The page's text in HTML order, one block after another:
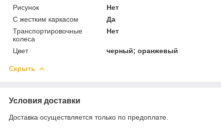
Рисунок
Нет
С жестким каркасом
Да
Транспортировочные
колеса
Нет
Цвет черный; оранжевый
Скрыть
Условия доставки
Доставка осуществляется только по предоплате.